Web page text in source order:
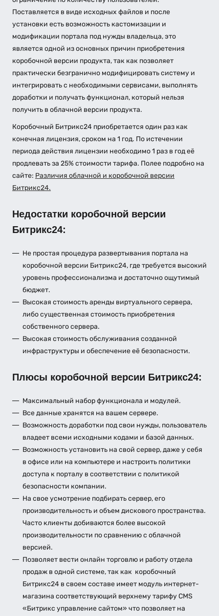
Поставляется в виде исходных файлов и после
установки есть возможность кастомизации и
модификации портала под нужды владельца, это
является одной из основных причин приобретения
коробочной версии продукта, так как позволяет
практически безгранично модифицировать систему и
интегрировать с необходимыми сервисами, выполнять
доработки и получать функционал, который нельзя
получить в облачной версии продукта.
Коробочный Битрикс24 приобретается один раз как
конечная лицензия, сроком на 1 год. По истечении
периода действия лицензии необходимо 1 раз в год её
продлевать за 25% стоимости тарифа. Полее подробно на
сайте: Различия облачной и коробочной версии
Битрикс24.
Недостатки коробочной версии
Битрикс24:
Не простая процедура развертывания портала на
коробочной версии Битрикс24, где требуется высокий
уровень профессионализма и достаточно ощутимый
бюджет.
Высокая стоимость аренды виртуального сервера,
либо существенная стоимость приобретения
собственного сервера.
Высокая стоимость обслуживания созданной
инфраструктуры и обеспечение её безопасности.
Плюсы коробочной версии Битрикс24:
Максимальный набор функционала и модулей.
Все данные хранятся на вашем сервере.
Возможность доработки под свои нужды, пользователь
владеет всеми исходными кодами и базой данных.
Возможность установить на свой сервер, даже у себя
в офисе или на компьютере и настроить политики
доступа к порталу в соответствии с политикой
безопасности компании.
На свое усмотрение подбирать сервер, его
производительность и объем дискового пространства.
Часто клиенты добиваются более высокой
производительности по сравнению с облачной
версией.
Позволяет вести онлайн торговлю и работу отдела
продаж в одной системе, так как коробочный
Битрикс24 в своем составе имеет модуль интернет-
магазина соответствующий верхнему тарифу CMS
«Битрикс управление сайтом» что позволяет на